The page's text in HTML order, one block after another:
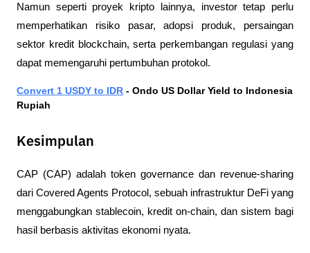
Namun seperti proyek kripto lainnya, investor tetap perlu
memperhatikan risiko pasar, adopsi produk, persaingan
sektor kredit blockchain, serta perkembangan regulasi yang
dapat memengaruhi pertumbuhan protokol.
Convert 1 USDY to IDR - Ondo US Dollar Yield to Indonesia
Rupiah
Kesimpulan
CAP (CAP) adalah token governance dan revenue-sharing
dari Covered Agents Protocol, sebuah infrastruktur DeFi yang
menggabungkan stablecoin, kredit on-chain, dan sistem bagi
hasil berbasis aktivitas ekonomi nyata.